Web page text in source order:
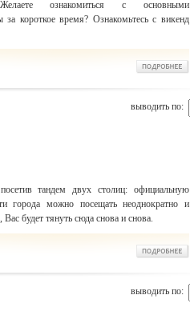
ознакомиться с основными
за короткое время? Ознакомьтесь с викенд
выводить по:
тандем двух столиц: официальную
можно посещать неоднократно и
будет тянуть сюда снова и снова.
выводить по: